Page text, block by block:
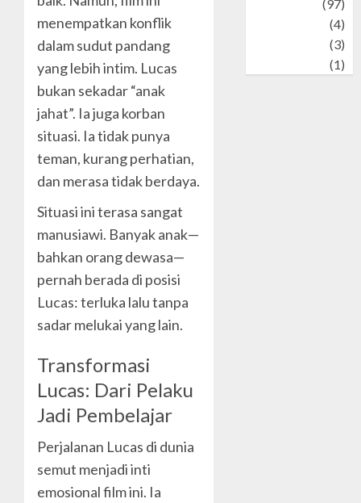
menempatkan konflik
dalam sudut pandang
yang lebih intim. Lucas
bukan sekadar “anak
jahat”. Ia juga korban
situasi. Ia tidak punya
teman, kurang perhatian,
dan merasa tidak berdaya.
Situasi ini terasa sangat
manusiawi. Banyak anak—
bahkan orang dewasa—
pernah berada di posisi
Lucas: terluka lalu tanpa
sadar melukai yang lain.
Transformasi
Lucas: Dari Pelaku
Jadi Pembelajar
Perjalanan Lucas di dunia
semut menjadi inti
emosional film ini. Ia
(97)
(4)
(3)
(1)